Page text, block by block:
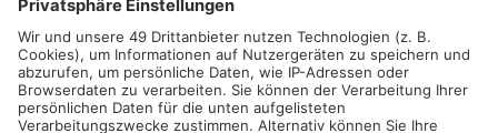
GELNHAUSEN.Am Samstagmorgen hat ein Unbekannter in
Gelnhausen eine Tankstelle überfallen. Nach Angaben der
Polizei bedrohte der Täter einen Angestellten mit einer Waffe.
Nach der Tat konnte er unerkannt fliehen.